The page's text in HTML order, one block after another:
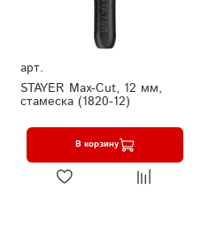
арт.
STAYER Max-Cut, 12 мм,
стамеска (1820-12)
В корзину